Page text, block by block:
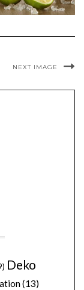
NEXT IMAGE
Deko
(13)